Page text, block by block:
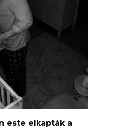
este elkapták a